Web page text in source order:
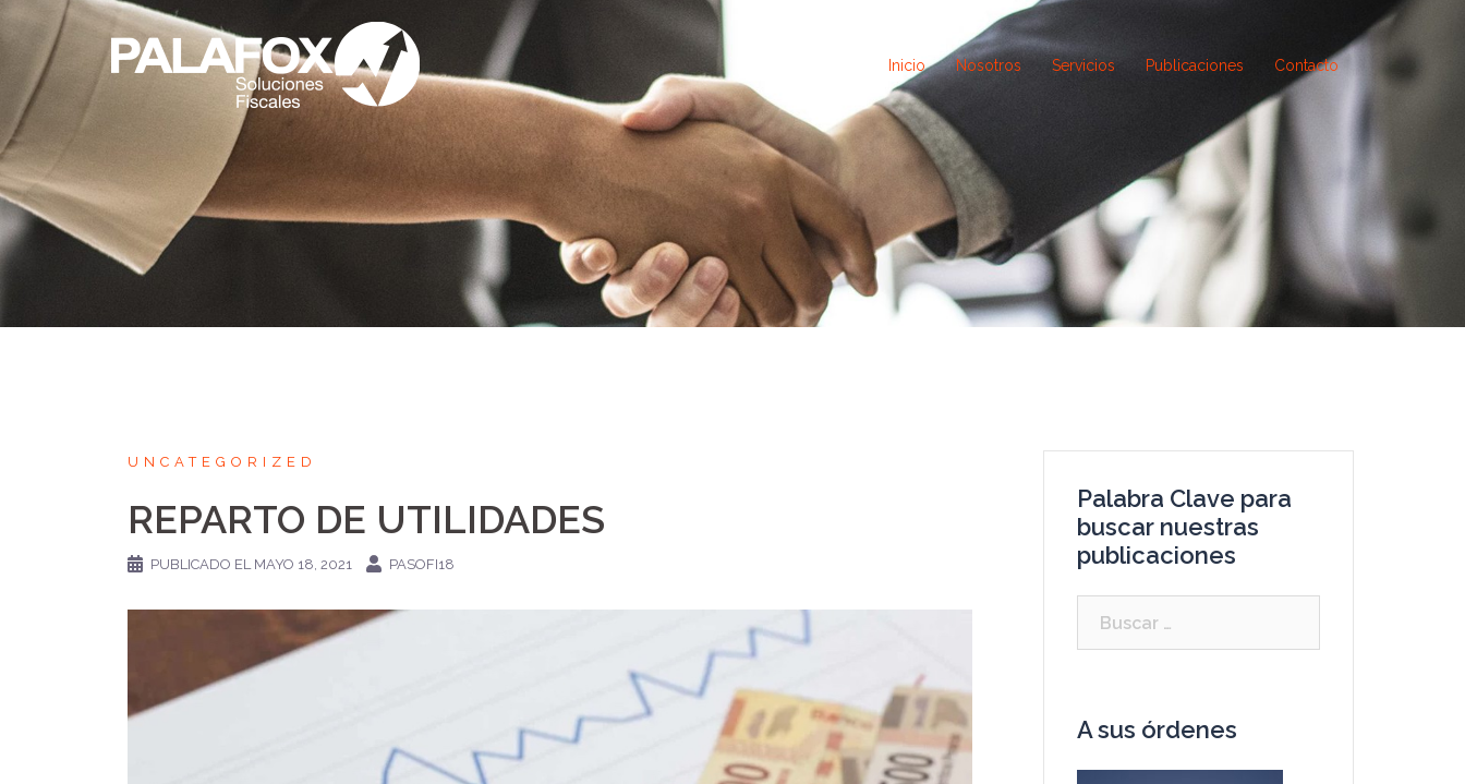
Inicio Nosotros Servicios Publicaciones Contacto
UNCATEGORIZED
REPARTO DE UTILIDADES
PUBLICADO EL MAYO 18, 2021 PASOFI18
Palabra Clave para
buscar nuestras
publicaciones
A sus órdenes